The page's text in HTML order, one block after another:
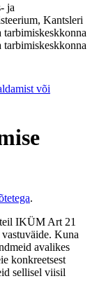
ja
Kantsleri
või
.
IKÜM Art 21
Kuna
avalikes
konkreetsest
sellisel viisil